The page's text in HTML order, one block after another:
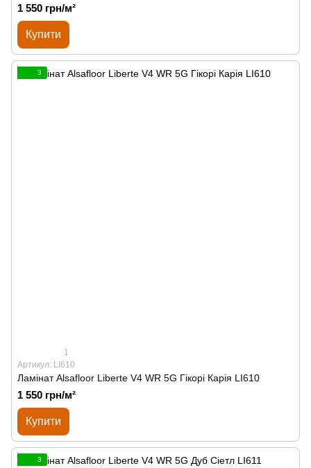
1 550 грн/м²
Купити
3
1
Артикул: LI610
Ламінат Alsafloor Liberte V4 WR 5G Гікорі Карія LI610
1 550 грн/м²
Купити
3